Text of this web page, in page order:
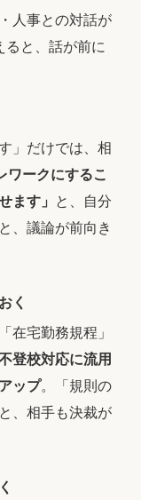
人事との対話が
ると、話が前に
」だけでは、相
ワークにするこ
ます」
と、自分
、議論が前向き
く
在宅勤務規程」
登校対応に流用
ップ。「規則の
、相手も決裁が